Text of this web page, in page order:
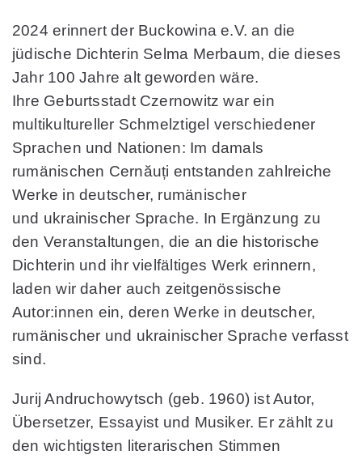
2024 erinnert der Buckowina e.V. an die
jüdische Dichterin Selma Merbaum, die dieses
Jahr 100 Jahre alt geworden wäre.
Ihre Geburtsstadt Czernowitz war ein
multikultureller Schmelztigel verschiedener
Sprachen und Nationen: Im damals
rumänischen Cernăuți entstanden zahlreiche
Werke in deutscher, rumänischer
und ukrainischer Sprache. In Ergänzung zu
den Veranstaltungen, die an die historische
Dichterin und ihr vielfältiges Werk erinnern,
laden wir daher auch zeitgenössische
Autor:innen ein, deren Werke in deutscher,
rumänischer und ukrainischer Sprache verfasst
sind.
Jurij Andruchowytsch (geb. 1960) ist Autor,
Übersetzer, Essayist und Musiker. Er zählt zu
den wichtigsten literarischen Stimmen